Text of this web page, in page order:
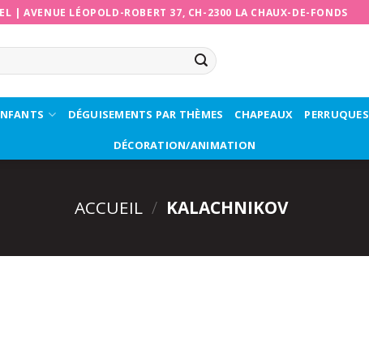
|AVENUE LÉOPOLD-ROBERT 37, CH-2300 LA CHAUX-DE-FONDS
DÉGUISEMENTS PAR THÈMES CHAPEAUX PERRUQUES
DÉCORATION/ANIMATION
ACCUEIL / KALACHNIKOV